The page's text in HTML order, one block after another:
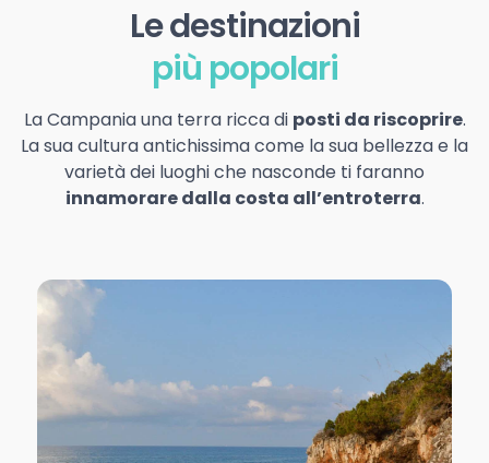
Le destinazioni
più popolari
La Campania una terra ricca di posti da riscoprire.
La sua cultura antichissima come la sua bellezza e la
varietà dei luoghi che nasconde ti faranno
innamorare dalla costa all’entroterra.